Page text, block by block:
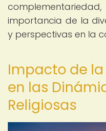
importancia de la
y perspectivas en la
Impacto de
en las
Religiosas